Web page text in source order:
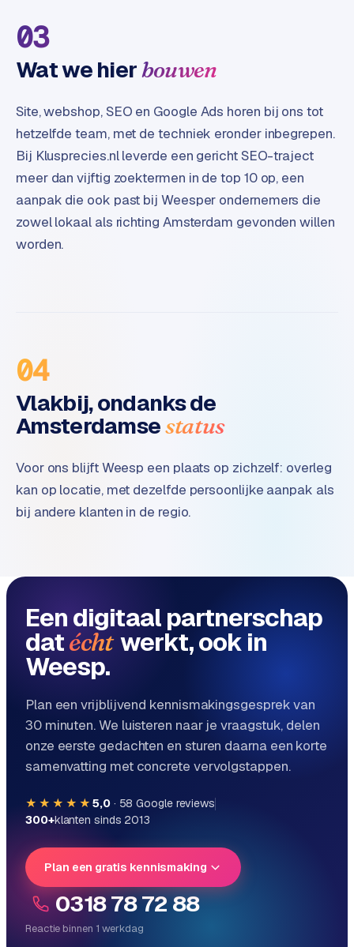
W
o
o
n
i
n
t
e
i
e
d
u
t
r
e
e
B
e
t
a
i
m
u
l
s
o
e
03
Wat we hierbouwen
Site, webshop, SEO en Google Ads horen bij ons tot
hetzelfde team, met de techniek eronder inbegrepen.
Bij Klusprecies.nl leverde een gericht SEO-traject
meer dan vijftig zoektermen in de top 10 op, een
aanpak die ook past bij Weesper ondernemers die
zowel lokaal als richting Amsterdam gevonden willen
worden.
04
Vlakbij, ondanks de
Amsterdamsestatus
Voor ons blijft Weesp een plaats op zichzelf: overleg
kan op locatie, met dezelfde persoonlijke aanpak als
bij andere klanten in de regio.
Een digitaal partnerschap
datécht werkt, ook in
Weesp.
Plan een vrijblijvend kennismakingsgesprek van
30 minuten. We luisteren naar je vraagstuk, delen
onze eerste gedachten en sturen daarna een korte
samenvatting met concrete vervolgstappen.
★★★★★ 5,0· 58 Google reviews
300+klanten sinds 2013
Plan een gratis kennismaking
0318 78 72 88
Reactie binnen 1 werkdag